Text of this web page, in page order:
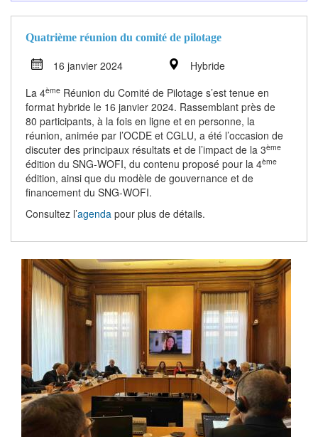
Quatrième réunion du comité de pilotage
16 janvier 2024
Hybride
La 4ème Réunion du Comité de Pilotage s’est tenue en
format hybride le 16 janvier 2024. Rassemblant près de
80 participants, à la fois en ligne et en personne, la
réunion, animée par l’OCDE et CGLU, a été l’occasion de
discuter des principaux résultats et de l’impact de la 3ème
édition du SNG-WOFI, du contenu proposé pour la 4ème
édition, ainsi que du modèle de gouvernance et de
financement du SNG-WOFI.
Consultez l’agenda pour plus de détails.